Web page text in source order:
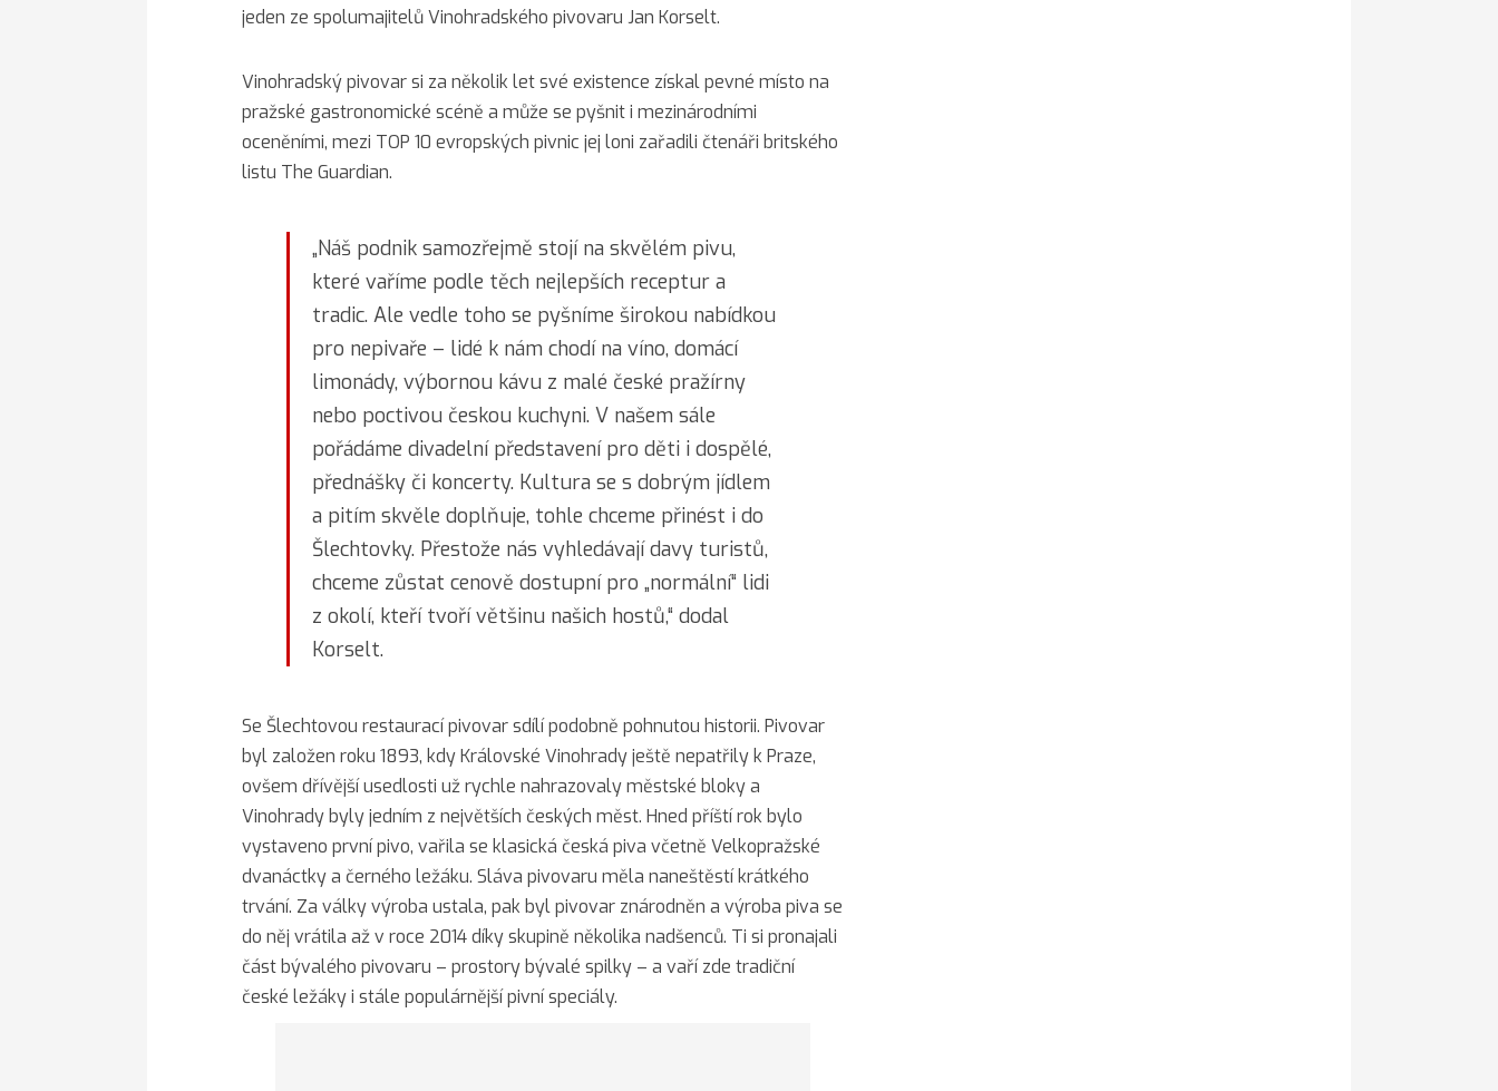
jeden ze spolumajitelů Vinohradského pivovaru Jan Korselt.
Vinohradský pivovar si za několik let své existence získal pevné místo na
pražské gastronomické scéně a může se pyšnit i mezinárodními
oceněními, mezi TOP 10 evropských pivnicjej loni zařadili čtenáři britského
listu The Guardian.
„Náš podnik samozřejmě stojí na skvělém pivu,
které vaříme podle těch nejlepších receptur a
tradic. Ale vedle toho se pyšníme širokou nabídkou
pro nepivaře – lidé k nám chodí na víno, domácí
limonády, výbornou kávu z malé české pražírny
nebo poctivou českou kuchyni. V našem sále
pořádáme divadelní představení pro děti i dospělé,
přednášky či koncerty. Kultura se s dobrým jídlem
a pitím skvěle doplňuje, tohle chceme přinést i do
Šlechtovky. Přestože nás vyhledávají davy turistů,
chceme zůstat cenově dostupní pro „normální“ lidi
z okolí, kteří tvoří většinu našich hostů,“ dodal
Korselt.
Se Šlechtovou restaurací pivovar sdílí podobně pohnutou historii. Pivovar
byl založen roku 1893, kdy Královské Vinohrady ještě nepatřily k Praze,
ovšem dřívější usedlosti už rychle nahrazovaly městské bloky a
Vinohrady byly jedním z největších českých měst. Hned příští rok bylo
vystaveno první pivo, vařila se klasická česká piva včetně Velkopražské
dvanáctky a černého ležáku. Sláva pivovaru měla naneštěstí krátkého
trvání. Za války výroba ustala, pak byl pivovar znárodněn a výroba piva se
do něj vrátila až v roce 2014 díky skupině několika nadšenců. Ti si pronajali
část bývalého pivovaru – prostory bývalé spilky – a vaří zde tradiční
české ležáky i stále populárnější pivní speciály.